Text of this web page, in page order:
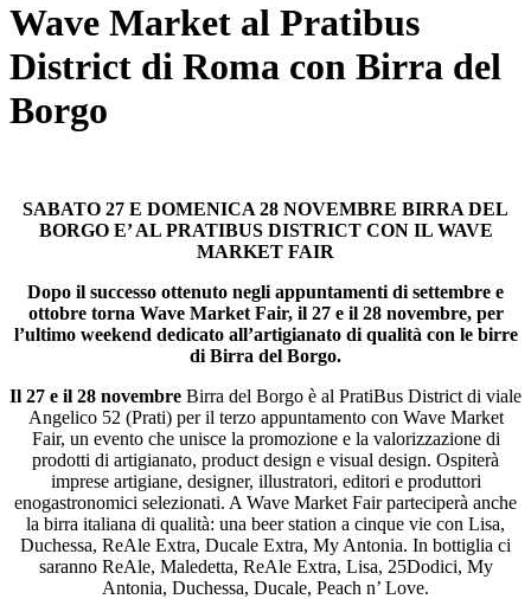
Wave Market al Pratibus
District di Roma con Birra del
Borgo
SABATO 27 E DOMENICA 28 NOVEMBRE BIRRA DEL
BORGO E’ AL PRATIBUS DISTRICT CON IL WAVE
MARKET FAIR
Dopo il successo ottenuto negli appuntamenti di settembre e
ottobre torna Wave Market Fair, il 27 e il 28 novembre, per
l’ultimo weekend dedicato all’artigianato di qualità con le birre
di Birra del Borgo.
Il 27 e il 28 novembre Birra del Borgo è al PratiBus District di viale
Angelico 52 (Prati) per il terzo appuntamento con Wave Market
Fair, un evento che unisce la promozione e la valorizzazione di
prodotti di artigianato, product design e visual design. Ospiterà
imprese artigiane, designer, illustratori, editori e produttori
enogastronomici selezionati. A Wave Market Fair parteciperà anche
la birra italiana di qualità: una beer station a cinque vie con Lisa,
Duchessa, ReAle Extra, Ducale Extra, My Antonia. In bottiglia ci
saranno ReAle, Maledetta, ReAle Extra, Lisa, 25Dodici, My
Antonia, Duchessa, Ducale, Peach n’ Love.